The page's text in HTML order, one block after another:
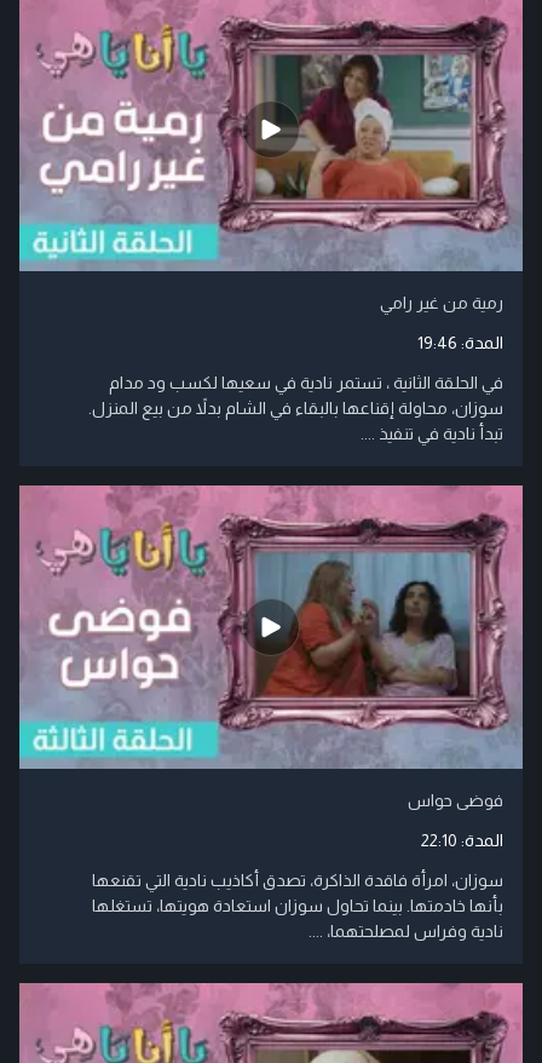
رمية من غير رامي
المدة: 19:46
في الحلقة الثانية ، تستمر نادية في سعيها لكسب ود مدام
سوزان، محاولة إقناعها بالبقاء في الشام بدلاً من بيع المنزل.
تبدأ نادية في تنفيذ ....
فوضى حواس
المدة: 22:10
سوزان، امرأة فاقدة الذاكرة، تصدق أكاذيب نادية التي تقنعها
بأنها خادمتها. بينما تحاول سوزان استعادة هويتها، تستغلها
نادية وفراس لمصلحتهما، ....